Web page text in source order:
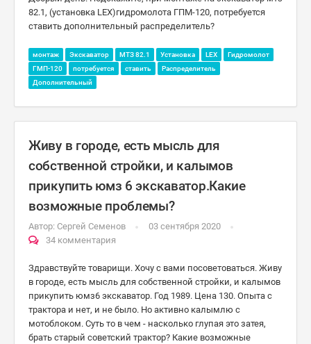
82.1, (установка LEX)гидромолота ГПМ-120, потребуется
ставить дополнительный распределитель?
монтаж Экскаватор МТЗ 82.1 Установка LEX
Гидромолот
ГМП-120
потребуется ставить
Распределитель
Дополнительный
Живу в городе, есть мысль для
собственной стройки, и калымов
прикупить юмз 6 экскаватор.Какие
возможные проблемы?
Автор: Сергей Семенов
03 сентября 2020
34 комментария
Здравствуйте товарищи. Хочу с вами посоветоваться. Живу
в городе, есть мысль для собственной стройки, и калымов
прикупить юмз6 экскаватор. Год 1989. Цена 130. Опыта с
трактора и нет, и не было. Но активно калымлю с
мотоблоком. Суть то в чем - насколько глупая это затея,
брать старый советский трактор? Какие возможные